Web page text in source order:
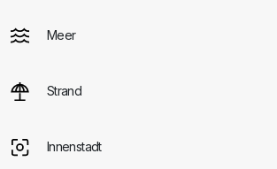
Meer
Strand
Innenstadt